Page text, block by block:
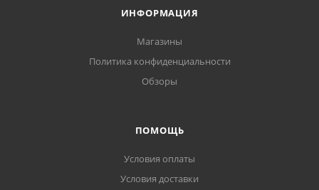
ИНФОРМАЦИЯ
Магазины
Политика конфиденциальности
Обзоры
ПОМОЩЬ
Условия оплаты
Условия доставки